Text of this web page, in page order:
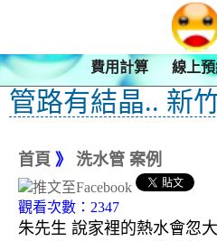
費用計算 線上
管路有結晶.. 新
首頁 》 洗水管 案例
觀看次數：2347
朱先生 說家裡的熱水會忽